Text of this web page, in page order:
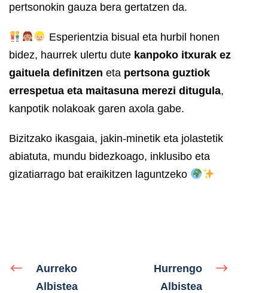
pertsonokin gauza bera gertatzen da.
Esperientzia bisual eta hurbil honen
bidez, haurrek ulertu dute kanpoko itxurak ez
gaituela definitzen eta pertsona guztiok
errespetua eta maitasuna merezi ditugula,
kanpotik nolakoak garen axola gabe.
Bizitzako ikasgaia, jakin-minetik eta jolastetik
abiatuta, mundu bidezkoago, inklusibo eta
gizatiarrago bat eraikitzen laguntzeko
Aurreko
Albistea
Hurrengo
Albistea